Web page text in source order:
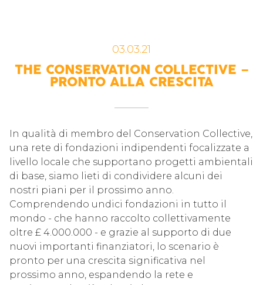
THE CONSERVATION COLLECTIVE –
PRONTO ALLA CRESCITA
03.03.21
In qualità di membro del Conservation Collective,
una rete di fondazioni indipendenti focalizzate a
livello locale che supportano progetti ambientali
di base, siamo lieti di condividere alcuni dei
nostri piani per il prossimo anno.
Comprendendo undici fondazioni in tutto il
mondo - che hanno raccolto collettivamente
oltre £ 4.000.000 - e grazie al supporto di due
nuovi importanti finanziatori, lo scenario è
pronto per una crescita significativa nel
prossimo anno, espandendo la rete e